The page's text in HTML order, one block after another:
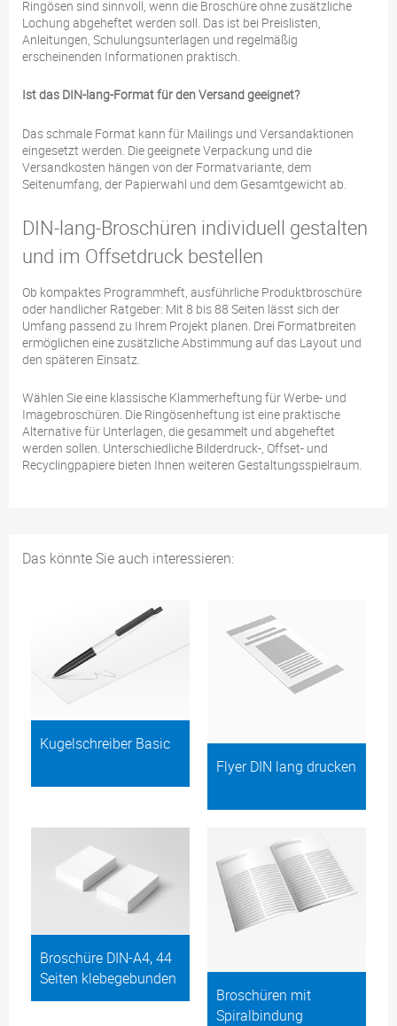
Ringösen sind sinnvoll, wenn die Broschüre ohne zusätzliche
Lochung abgeheftet werden soll. Das ist bei Preislisten,
Anleitungen, Schulungsunterlagen und regelmäßig
erscheinenden Informationen praktisch.
Ist das DIN-lang-Format für den Versand geeignet?
Das schmale Format kann für Mailings und Versandaktionen
eingesetzt werden. Die geeignete Verpackung und die
Versandkosten hängen von der Formatvariante, dem
Seitenumfang, der Papierwahl und dem Gesamtgewicht ab.
DIN-lang-Broschüren individuell gestalten
und im Offsetdruck bestellen
Ob kompaktes Programmheft, ausführliche Produktbroschüre
oder handlicher Ratgeber: Mit 8 bis 88 Seiten lässt sich der
Umfang passend zu Ihrem Projekt planen. Drei Formatbreiten
ermöglichen eine zusätzliche Abstimmung auf das Layout und
den späteren Einsatz.
Wählen Sie eine klassische Klammerheftung für Werbe- und
Imagebroschüren. Die Ringösenheftung ist eine praktische
Alternative für Unterlagen, die gesammelt und abgeheftet
werden sollen. Unterschiedliche Bilderdruck-, Offset- und
Recyclingpapiere bieten Ihnen weiteren Gestaltungsspielraum.
Das könnte Sie auch interessieren:
Kugelschreiber Basic
Flyer DIN lang drucken
Broschüre DIN-A4, 44
Seiten klebegebunden
Broschüren mit
Spiralbindung